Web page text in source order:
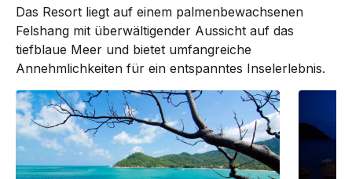
Das Resort liegt auf einem palmenbewachsenen
Felshang mit überwältigender Aussicht auf das
tiefblaue Meer und bietet umfangreiche
Annehmlichkeiten für ein entspanntes Inselerlebnis.